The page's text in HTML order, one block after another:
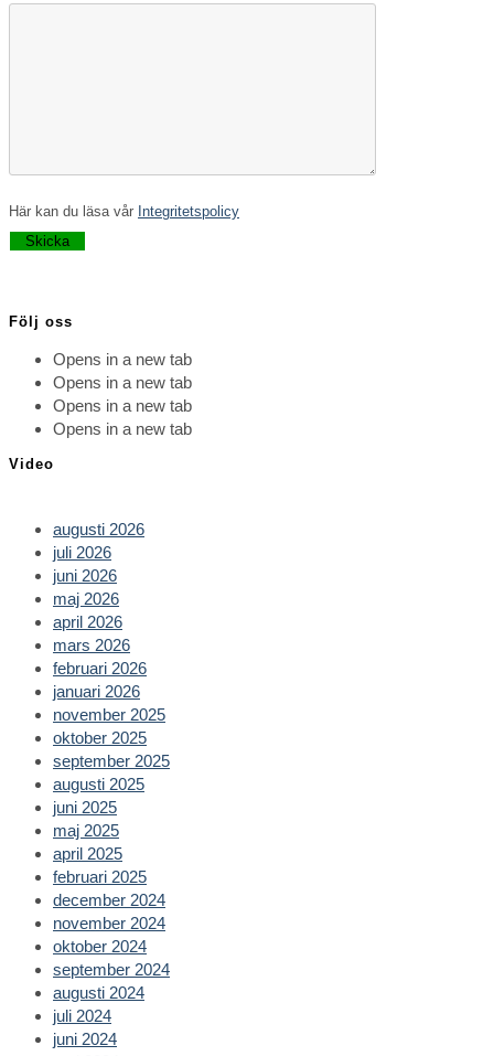
Här kan du läsa vår Integritetspolicy
Lämna detta fält tomt.
Följ oss
Opens in a new tab
Opens in a new tab
Opens in a new tab
Opens in a new tab
Video
augusti 2026
juli 2026
juni 2026
maj 2026
april 2026
mars 2026
februari 2026
januari 2026
november 2025
oktober 2025
september 2025
augusti 2025
juni 2025
maj 2025
april 2025
februari 2025
december 2024
november 2024
oktober 2024
september 2024
augusti 2024
juli 2024
juni 2024